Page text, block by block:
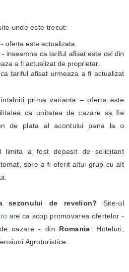
unde este trecut:
oferta este actualizata.
inseamna ca tariful afisat este cel din
a fi actualizat de proprietar.
tariful afisat urmeaza a fi actualizat
prima varianta – oferta este
ca unitatea de cazare sa fie
de plata al acontului pana la o
limita a fost depasit de solicitant
spre a fi oferit altui grup cu alt
sezonului de revelion? Site-ul
are ca scop promovarea ofertelor -
cazare - din Romania: Hoteluri,
Agroturistice.